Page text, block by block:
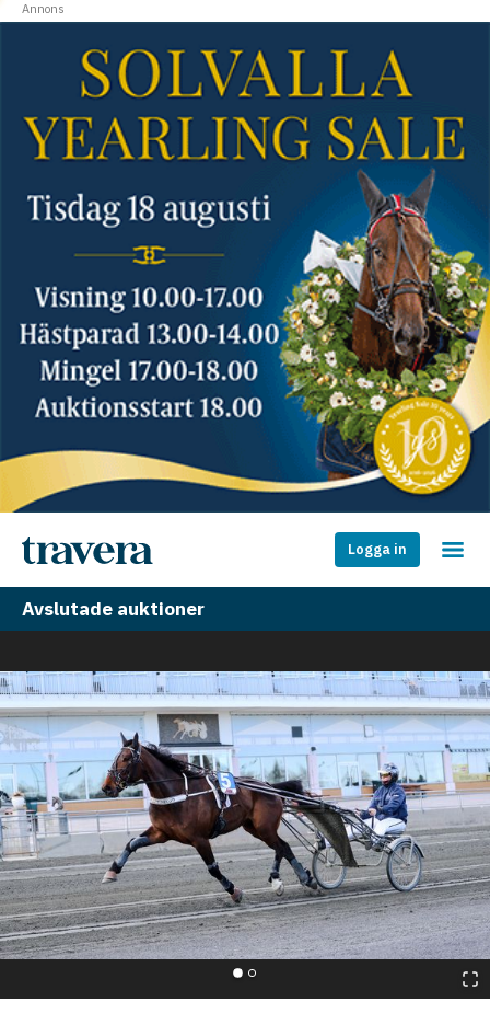
Annons
Logga in
Avslutade auktioner